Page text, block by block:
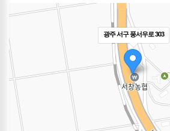
광주 서구 풍서우로 303